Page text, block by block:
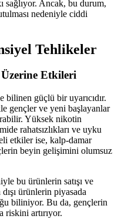
sağlıyor. Ancak, bu durum,
nedeniyle ciddi
Tehlikeler
Üzerine Etkileri
bilinen güçlü bir uyarıcıdır.
gençler ve yeni başlayanlar
Yüksek nikotin
rahatsızlıkları ve uyku
etkiler ise, kalp-damar
beyin gelişimini olumsuz
bu ürünlerin satışı ve
dışı ürünlerin piyasada
biliniyor. Bu da, gençlerin
riskini artırıyor.